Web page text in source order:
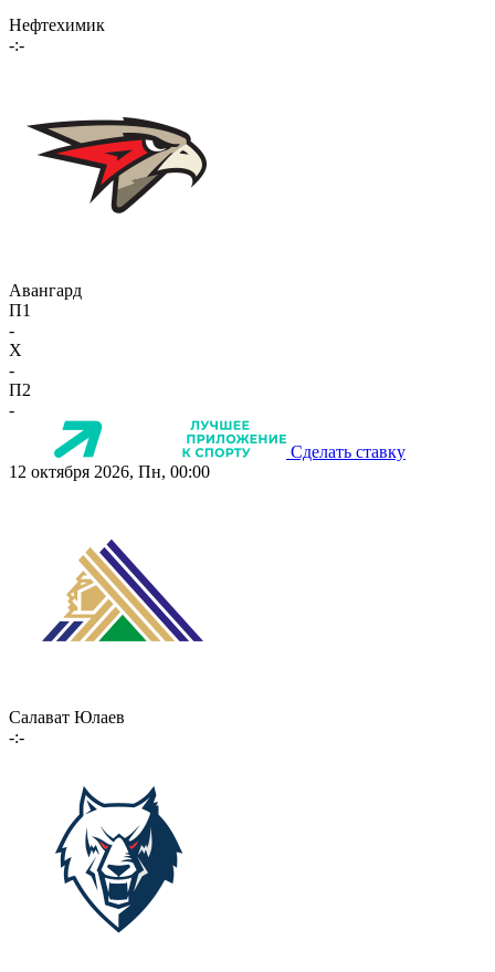
Нефтехимик
-:-
Авангард
П1
-
X
-
П2
-
Сделать ставку
12 октября 2026, Пн, 00:00
Салават Юлаев
-:-